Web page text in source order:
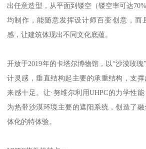
出任意造型，从平面到镂空（镂空率可达
均制作，能随意发挥设计师百变创意，而
感，让建筑体现出不同文化底蕴。